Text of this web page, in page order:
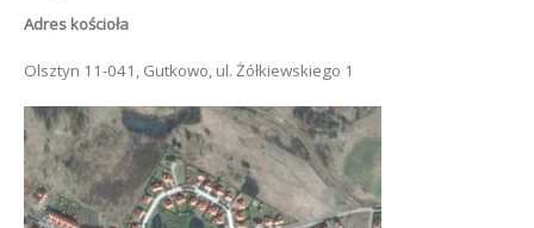
Adres kościoła
Olsztyn 11-041, Gutkowo, ul. Żółkiewskiego 1